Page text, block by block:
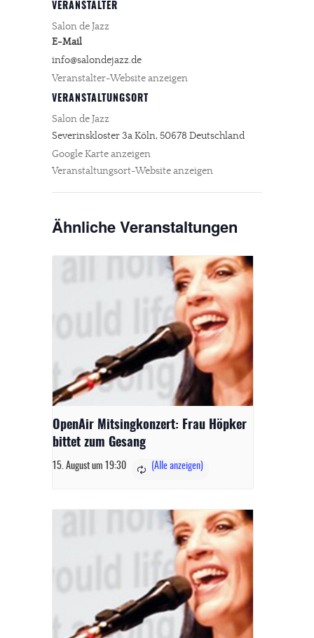
VERANSTALTUNGSORT
Salon de Jazz
Severinskloster 3aKöln, 50678 Deutschland
Google Karte anzeigen
Veranstaltungsort-Website anzeigen
VERANSTALTER
Salon de Jazz
E-Mail
info@salondejazz.de
Veranstalter-Website anzeigen
Ähnliche Veranstaltungen
OpenAir Mitsingkonzert: Frau Höpker
bittet zum Gesang
15. August um 19:30